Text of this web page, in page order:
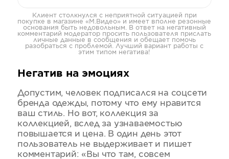
Клиент столкнулся с неприятной ситуацией при
покупке в магазине «М.Видео» и имеет вполне резонные
основания быть недовольным. В ответ на негативный
комментарий модератор просить пользователя прислать
личные данные в сообщения и обещает помочь
разобраться с проблемой. Лучший вариант работы с
этим типом негатива!
Негатив на эмоциях
Допустим, человек подписался на соцсети
бренда одежды, потому что ему нравится
ваш стиль. Но вот, коллекция за
коллекцией, вслед за узнаваемостью
повышается и цена. В один день этот
пользователь не выдерживает и пишет
комментарий: «Вы что там, совсем